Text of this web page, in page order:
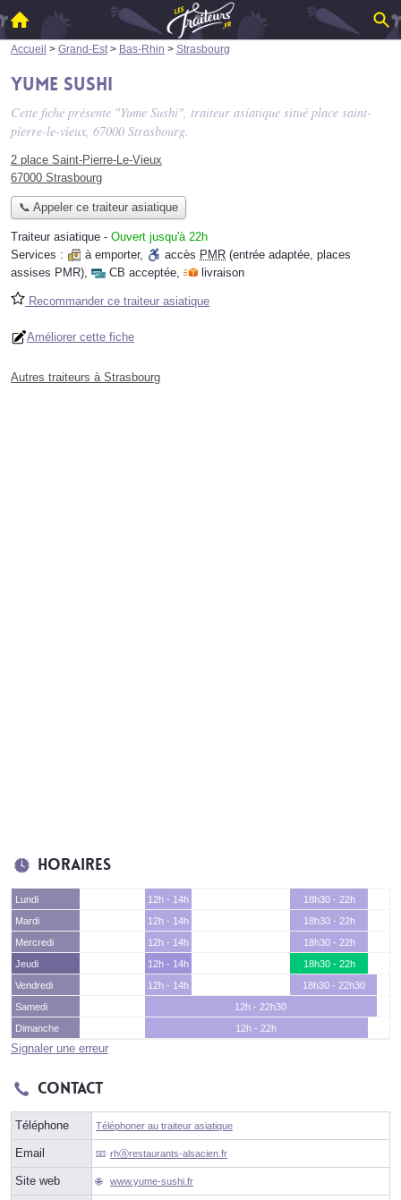
Accueil > Grand-Est > Bas-Rhin > Strasbourg
Yume Sushi
Cette fiche présente "Yume Sushi", traiteur asiatique situé place saint-
pierre-le-vieux, 67000 Strasbourg.
2 place Saint-Pierre-Le-Vieux
67000 Strasbourg
📞 Appeler ce traiteur asiatique
Traiteur asiatique - Ouvert jusqu'à 22h
Services :
à emporter, accès PMR (entrée adaptée, places
assises PMR), CB acceptée, livraison
Recommander ce traiteur asiatique
Améliorer cette fiche
Autres traiteurs à Strasbourg
Horaires
Lundi 12h - 14h
18h30 - 22h
Mardi
12h - 14h
18h30 - 22h
Mercredi
12h - 14h
18h30 - 22h
Jeudi
12h - 14h
18h30 - 22h
Vendredi
12h - 14h
18h30 - 22h30
Samedi
12h - 22h30
Dimanche
12h - 22h
Signaler une erreur
Contact
Téléphone Téléphoner au traiteur asiatique
Email rhⓐrestaurants-alsacien.fr
Site web www.yume-sushi.fr